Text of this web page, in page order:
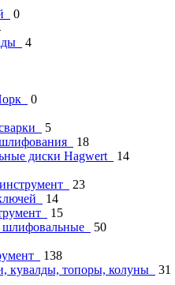
0
4
0
5
18
диски Hagwert
14
23
14
15
шлифовальные
50
138
кувалды, топоры, колуны
31